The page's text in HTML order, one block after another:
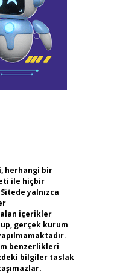
herhangi bir
ile hiçbir
yalnızca
alan içerikler
gerçek kurum
benzerlikleri
bilgiler taslak